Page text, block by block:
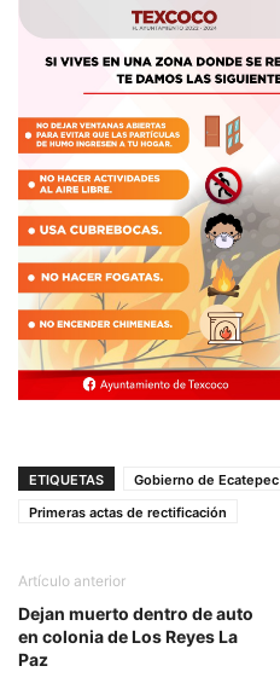
ETIQUETAS Gobierno de Ecatepec
Primeras actas de rectificación
Artículo anterior
Dejan muerto dentro de auto
en colonia de Los Reyes La
Paz